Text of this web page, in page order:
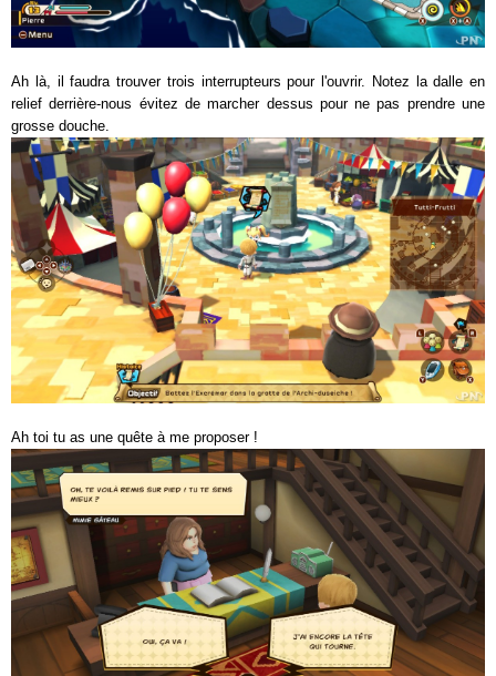
Ah là, il faudra trouver trois interrupteurs pour l'ouvrir. Notez la dalle en
relief derrière-nous évitez de marcher dessus pour ne pas prendre une
grosse douche.
Ah toi tu as une quête à me proposer !